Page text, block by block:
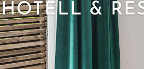
HOTELL &